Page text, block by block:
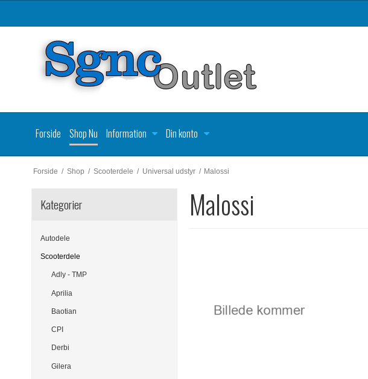
Forside Shop Nu Information Din konto
Forside / Shop / Scooterdele / Universal udstyr / Malossi
Kategorier
Autodele
Scooterdele
Adly - TMP
Aprilia
Baotian
CPI
Derbi
Gilera
Malossi